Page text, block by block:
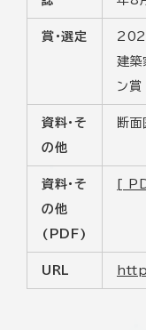
賞・選定
建築
ン賞
資料・そ
の他
断面
資料・そ
の他
(PDF)
[
URL